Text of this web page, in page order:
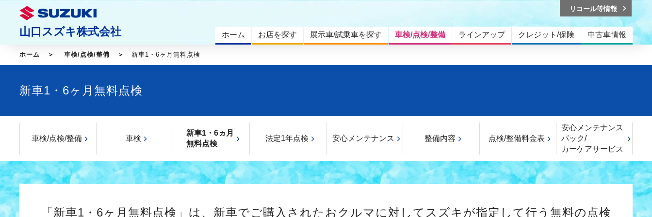
山口スズキ株式会社 ホーム お店を探す 展示車/試乗車を探す 車検/点検/整備 ラインアップ クレジット/保険 中古車情報
リコール等情報
ホーム 車検/点検/整備 新車1・6ヶ月無料点検
新車1・6ヶ月無料点検
車検/点検/整備 車検
新車1・6ヵ月
無料点検
法定1年点検 安心メンテナンス 整備内容 点検/整備料金表
安心メンテナンス
パック/
カーケアサービス
「新車1・6ヶ月無料点検」は、新車でご購入されたおクルマに対してスズキが指定して行う無料の点検